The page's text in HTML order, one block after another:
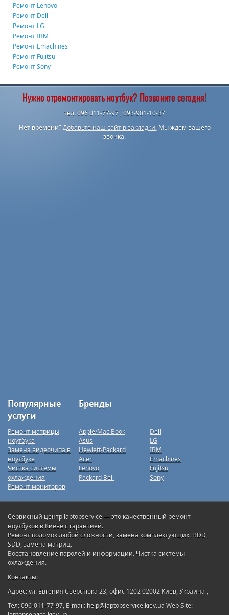
Ремонт Lenovo
Ремонт Dell
Ремонт LG
Ремонт IBM
Ремонт Emachines
Ремонт Fujitsu
Ремонт Sony
Нужно отремонтировать ноутбук? Позвоните сегодня!
тел. 096 011-77-97 ; 093-901-10-37
Нет времени?Добавьте наш сайт в закладки.Мы ждем вашего
звонка.
Популярные
услуги
Бренды
Ремонт матрицы
ноутбука
Замена видеочипа в
ноутбуке
Чистка системы
охлаждения
Ремонт мониторов
Apple/Mac Book
Asus
Hewlett-Packard
Acer
Lenovo
Packard Bell
Dell
LG
IBM
Emachines
Fujitsu
Sony
Сервисный центр laptopservice — это качественный ремонт
ноутбуков в Киеве с гарантией.
Ремонт поломок любой сложности, замена комплектующих: HDD,
SDD, замена матриц.
Восстановление паролей и информации. Чистка системы
охлаждения.
Контакты:
Адрес: ул. Евгения Сверстюка 23, офис 1202 02002 Киев, Украина ,
Тел: 096-011-77-97, E-mail: help@laptopservice.kiev.ua Web Site: